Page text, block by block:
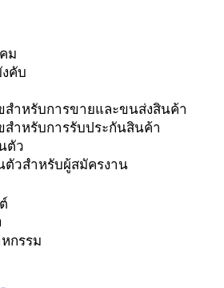
ม
คับ
สำหรับการขายและขนส่งสินค้า
ำหรับการรับประกันสินค้า
ตัว
ตัวสำหรับผู้สมัครงาน
กรรม